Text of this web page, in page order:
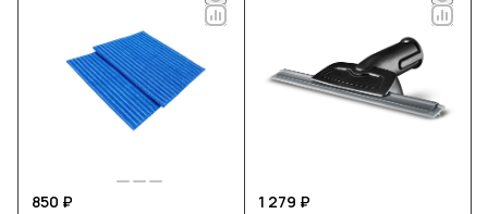
850 ₽
1 279 ₽